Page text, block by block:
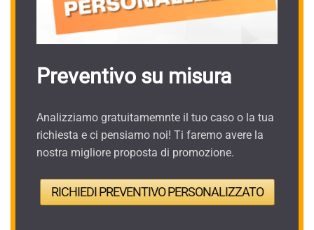
Preventivo su misura
Analizziamo gratuitamemnte il tuo caso o la tua
richiesta e ci pensiamo noi! Ti faremo avere la
nostra migliore proposta di promozione.
RICHIEDI PREVENTIVO PERSONALIZZATO